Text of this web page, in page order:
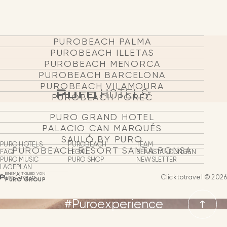
Hotels & Strandclubs
Puro Shop
Puro Music
Gruppen & Events
Unser Team
Geschäftsexpansion
NEWSLETTERKONTAKTSPRACHE
PUROBEACH PALMA
PUROBEACH ILLETAS
PUROBEACH MENORCA
PUROBEACH BARCELONA
PUROBEACH VILAMOURA
PUROBEACH POREČ
PURO GRAND HOTEL
PALACIO CAN MARQUÉS
SAULÓ BY PURO
PUROBEACH RESORT SANTA PONSA
PURO HOTELS PUROBEACH
TEAM
NEWSLETTER
FAQ LEGAL
BEANSTANDUNGEN
LAGEPLAN
PURO MUSIC PURO SHOP
EINEM MITGLIED VON
PURO GROUP
Puro Group Clicktotravel © 2026
#Puroexperience